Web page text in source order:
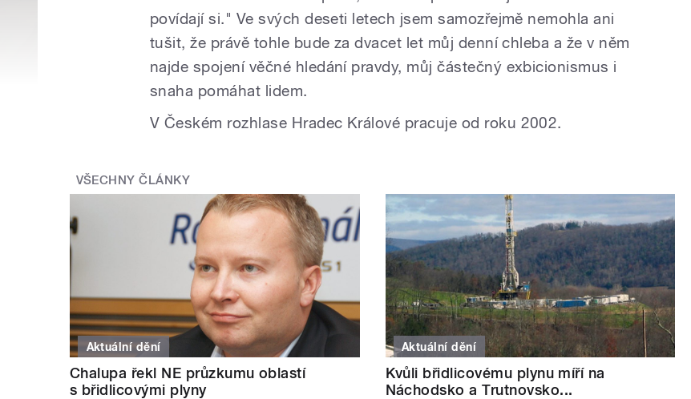
povídají si." Ve svých deseti letech jsem samozřejmě nemohla ani
tušit, že právě tohle bude za dvacet let můj denní chleba a že v něm
najde spojení věčné hledání pravdy, můj částečný exbicionismus i
snaha pomáhat lidem.
V Českém rozhlase Hradec Králové pracuje od roku 2002.
VŠECHNY ČLÁNKY
Aktuální dění
Chalupa řekl NE průzkumu oblastí
s břidlicovými plyny
Aktuální dění
Kvůli břidlicovému plynu míří na
Náchodsko a Trutnovsko...